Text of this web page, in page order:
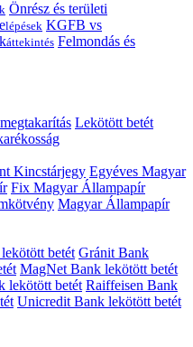
Önrész és területi
lépések KGFB vs
áttekintés Felmondás és
Lekötött betét
Kincstárjegy Egyéves Magyar
Fix Magyar Állampapír
Magyar Állampapír
betét Gránit Bank
MagNet Bank lekötött betét
lekötött betét Raiffeisen Bank
Unicredit Bank lekötött betét